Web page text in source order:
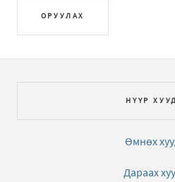
ОРУУЛАХ
НҮҮР
Өмнөх
Дараах